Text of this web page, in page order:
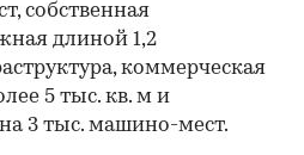
собственная
длиной 1,2
коммерческая
5 тыс. кв. м и
3 тыс. машино-мест.